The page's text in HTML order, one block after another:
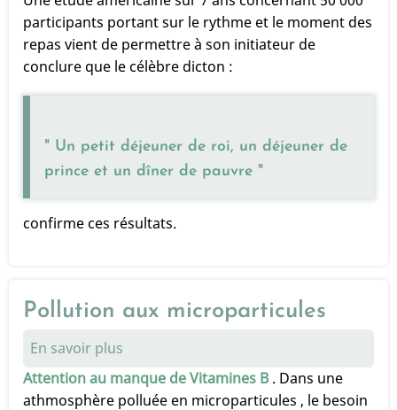
des
et
participants portant sur le rythme et le moment des
repas vient de permettre à son initiateur de
conclure que le célèbre dicton :
" Un petit déjeuner de roi, un déjeuner de
prince et un dîner de pauvre "
confirme ces résultats.
Pollution aux microparticules
En savoir plus
Pollution
aux
Attention au manque de Vitamines B. Dans une
athmosphère polluée en microparticules , le besoin